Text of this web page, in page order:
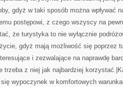
gdyż w taki sposób można wpływać
postępowi, z czego wszyscy na
że turystyka to nie wyłącznie
gdyż mają możliwość się poprzez
i zezwalające na naprawdę
z niej jak najbardziej
wypoczynek w komfortowych